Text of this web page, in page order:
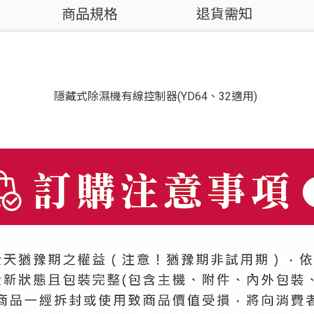
商品規格 退貨需知
隱藏式除濕機有線控制器(YD64、32適用)